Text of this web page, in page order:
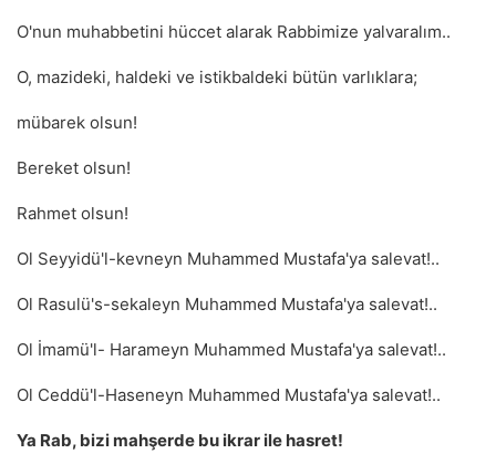
O'nun muhabbetini hüccet alarak Rabbimize yalvaralım..
O, mazideki, haldeki ve istikbaldeki bütün varlıklara;
mübarek olsun!
Bereket olsun!
Rahmet olsun!
Ol Seyyidü'l-kevneyn Muhammed Mustafa'ya salevat!..
Ol Rasulü's-sekaleyn Muhammed Mustafa'ya salevat!..
Ol İmamü'l- Harameyn Muhammed Mustafa'ya salevat!..
Ol Ceddü'l-Haseneyn Muhammed Mustafa'ya salevat!..
Ya Rab, bizi mahşerde bu ikrar ile hasret!